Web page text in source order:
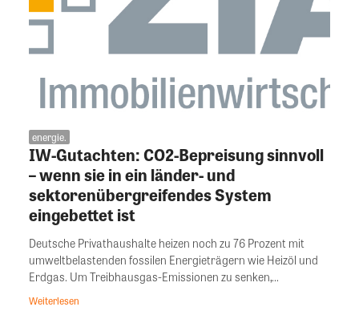
energie.
IW-Gutachten: CO2-Bepreisung sinnvoll
– wenn sie in ein länder- und
sektorenübergreifendes System
eingebettet ist
Deutsche Privathaushalte heizen noch zu 76 Prozent mit
umweltbelastenden fossilen Energieträgern wie Heizöl und
Erdgas. Um Treibhausgas-Emissionen zu senken,...
Weiterlesen